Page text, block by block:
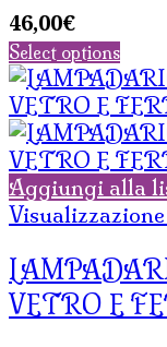
46,00€
Select options
Aggiungi alla
VETRO E